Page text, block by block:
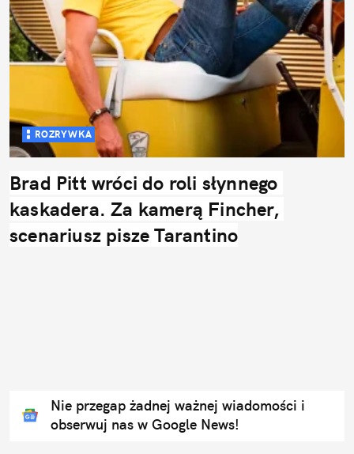
ROZRYWKA
Brad Pitt wróci do roli słynnego
kaskadera. Za kamerą Fincher,
scenariusz pisze Tarantino
Nie przegap żadnej ważnej wiadomości i
obserwuj nas w Google News!